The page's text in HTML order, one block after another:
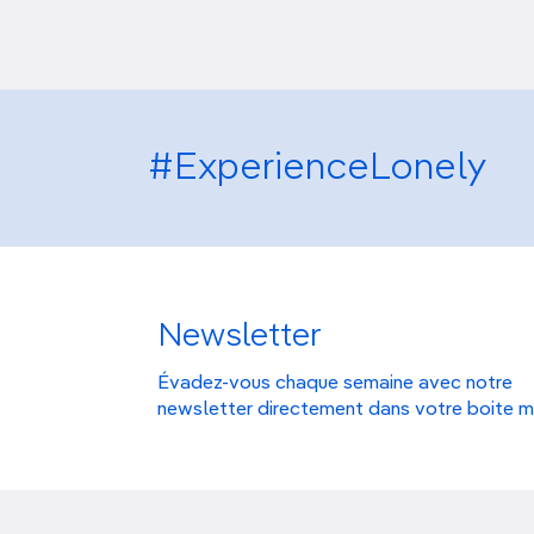
#ExperienceLonely
Newsletter
Évadez-vous chaque semaine avec notre
newsletter directement dans votre boite